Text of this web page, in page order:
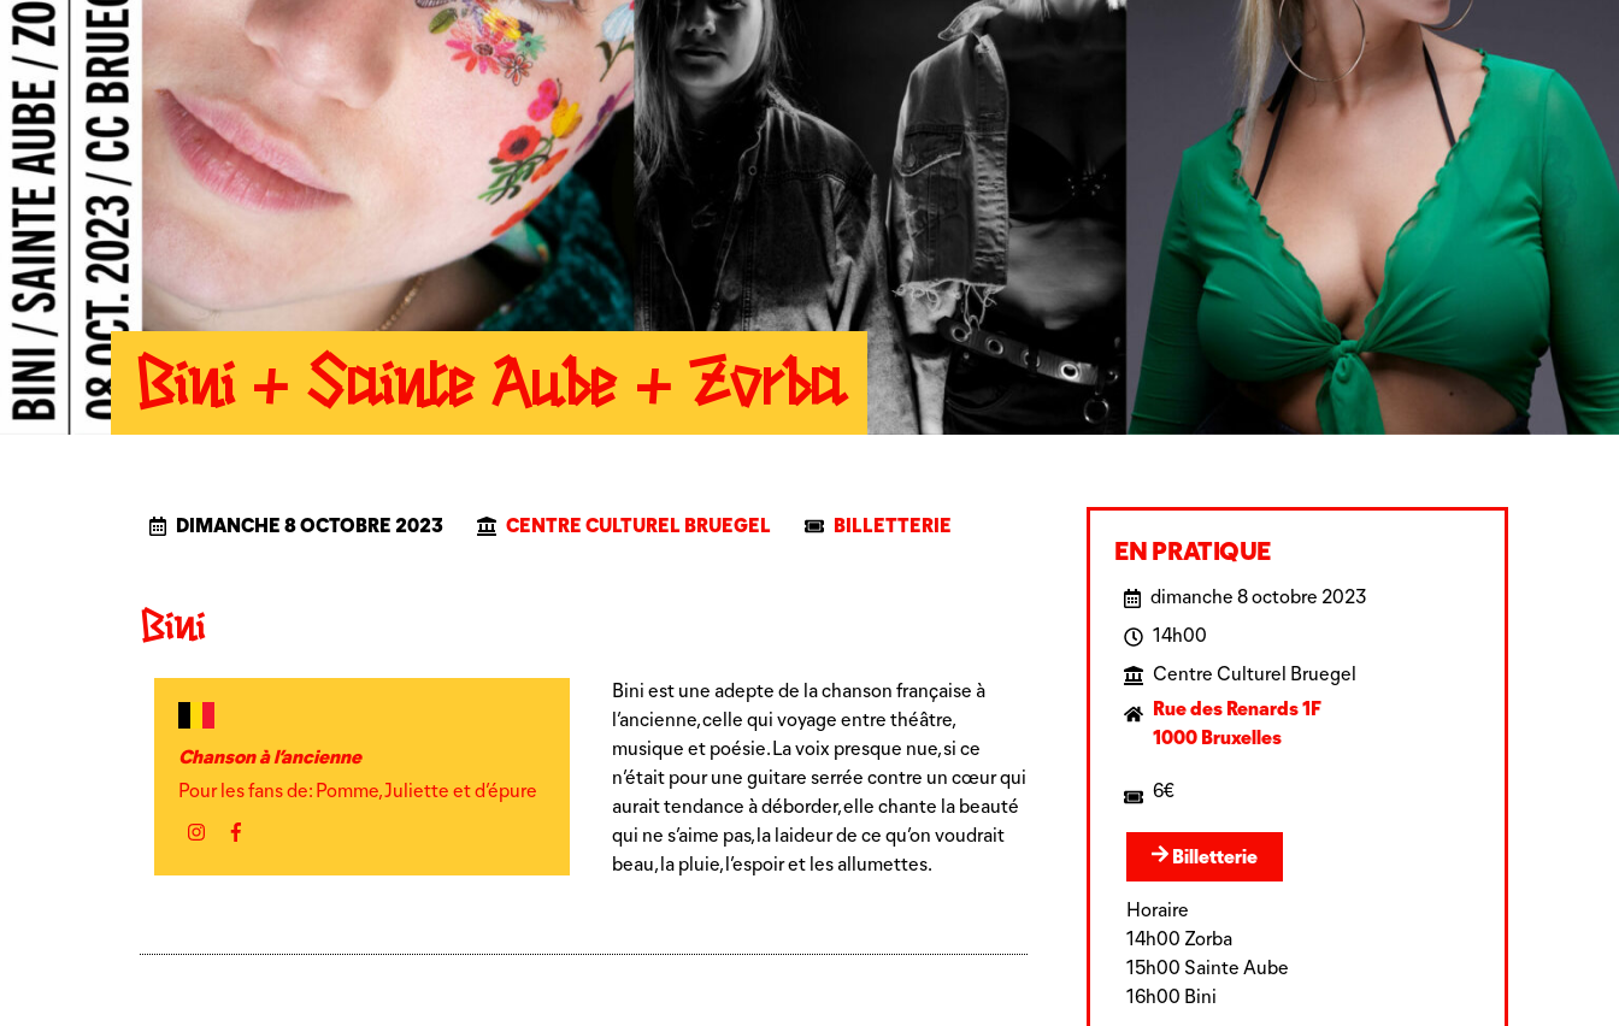
Bini + Sainte Aube + Zorba
DIMANCHE 8 OCTOBRE 2023 CENTRE CULTUREL BRUEGEL BILLETTERIE
Bini
Chanson à l’ancienne
Pour les fans de: Pomme, Juliette et d’épure
InstagramFacebook
Bini est une adepte de la chanson française à
l’ancienne, celle qui voyage entre théâtre,
musique et poésie. La voix presque nue, si ce
n’était pour une guitare serrée contre un cœur qui
aurait tendance à déborder, elle chante la beauté
qui ne s’aime pas, la laideur de ce qu’on voudrait
beau, la pluie, l’espoir et les allumettes.
EN PRATIQUE
dimanche 8 octobre 2023
14h00
Centre Culturel Bruegel
Rue des Renards 1F
1000 Bruxelles
6€
Billetterie
Horaire
14h00 Zorba
15h00 Sainte Aube
16h00 Bini